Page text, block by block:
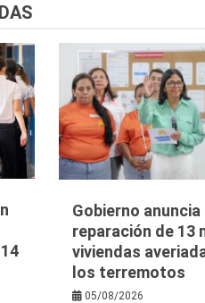
Gobierno anuncia
reparación de 13
viviendas
los terremotos
05/08/2026